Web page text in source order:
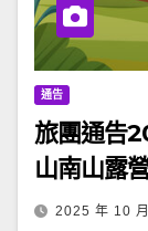
通告
旅團通告
山南山露
2025 年 10